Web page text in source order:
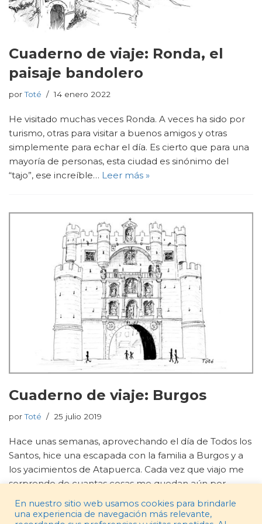
Cuaderno de viaje: Ronda, el
paisaje bandolero
porToté 14 enero 2022
He visitado muchas veces Ronda. A veces ha sido por
turismo, otras para visitar a buenos amigos y otras
simplemente para echar el día. Es cierto que para una
mayoría de personas, esta ciudad es sinónimo del
“tajo”, ese increíble… Leer más »
Cuaderno de viaje: Burgos
porToté 25 julio 2019
Hace unas semanas, aprovechando el día de Todos los
Santos, hice una escapada con la familia a Burgos y a
los yacimientos de Atapuerca. Cada vez que viajo me
sorprendo de cuantas cosas me quedan aún por
En nuestro sitio web usamos cookies para brindarle
una experiencia de navegación más relevante,